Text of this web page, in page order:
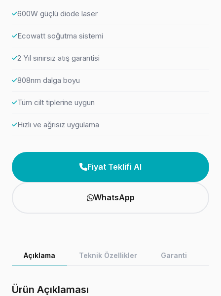
600W güçlü diode laser
Ecowatt soğutma sistemi
2 Yıl sınırsız atış garantisi
808nm dalga boyu
Tüm cilt tiplerine uygun
Hızlı ve ağrısız uygulama
Fiyat Teklifi Al
WhatsApp
Açıklama Teknik Özellikler Garanti
Ürün Açıklaması